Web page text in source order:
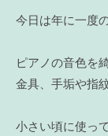
今日は年に一度
ピアノの音色を
金具、手垢や指
小さい頃に使っ